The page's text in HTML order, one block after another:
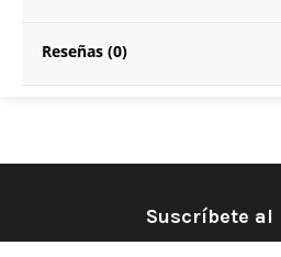
Reseñas (0)
Suscríbete al